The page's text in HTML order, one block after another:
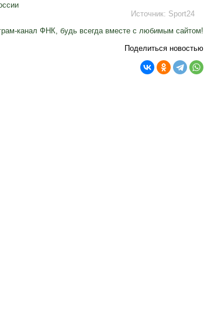
Источник: Sport24
канал ФНК, будь всегда вместе с любимым сайтом!
Поделиться новостью